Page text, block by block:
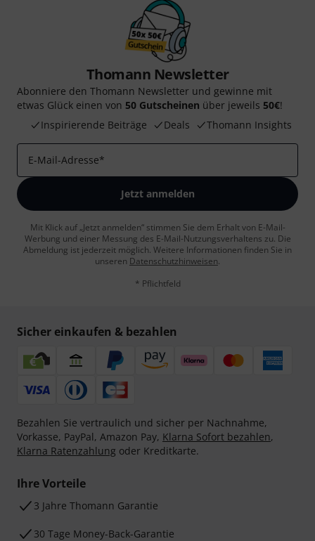
Thomann Newsletter
Abonniere den Thomann Newsletter und gewinne mit
etwas Glück einen von 50 Gutscheinen über jeweils 50€!
Inspirierende Beiträge
Deals Thomann Insights
E-Mail-Adresse*
Jetzt anmelden
Mit Klick auf „Jetzt anmelden“ stimmen Sie dem Erhalt von E-Mail-
Werbung und einer Messung des E-Mail-Nutzungsverhaltens zu. Die
Abmeldung ist jederzeit möglich. Weitere Informationen finden Sie in
unseren Datenschutzhinweisen.
* Pflichtfeld
Sicher einkaufen & bezahlen
Bezahlen Sie vertraulich und sicher per Nachnahme,
Vorkasse, PayPal, Amazon Pay, Klarna Sofort bezahlen,
Klarna Ratenzahlung oder Kreditkarte.
Ihre Vorteile
3 Jahre Thomann Garantie
30 Tage Money-Back-Garantie